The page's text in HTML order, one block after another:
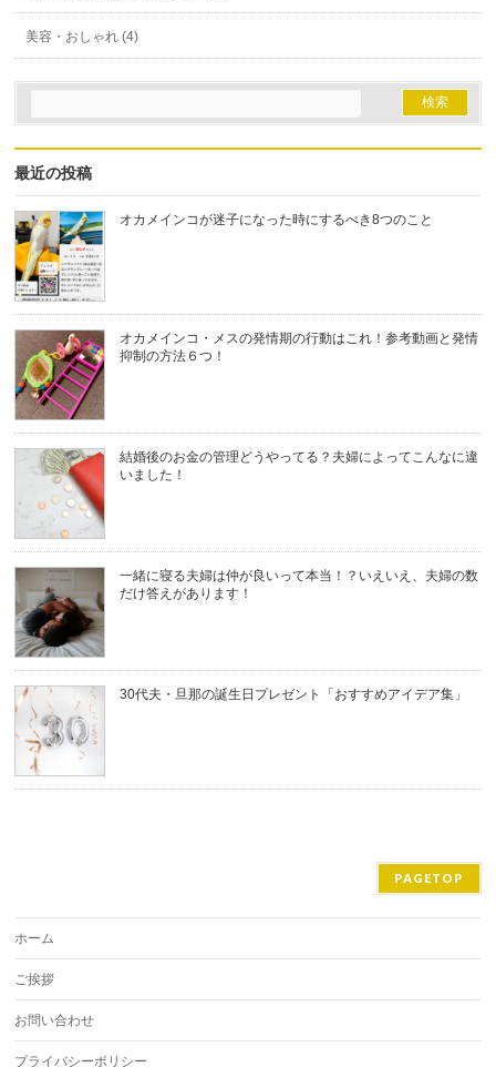
美容・おしゃれ (4)
最近の投稿
オカメインコが迷子になった時にするべき8つのこと
オカメインコ・メスの発情期の行動はこれ！参考動画と発情
抑制の方法６つ！
結婚後のお金の管理どうやってる？夫婦によってこんなに違
いました！
一緒に寝る夫婦は仲が良いって本当！？いえいえ、夫婦の数
だけ答えがあります！
30代夫・旦那の誕生日プレゼント「おすすめアイデア集」
PAGETOP
ホーム
ご挨拶
お問い合わせ
プライバシーポリシー